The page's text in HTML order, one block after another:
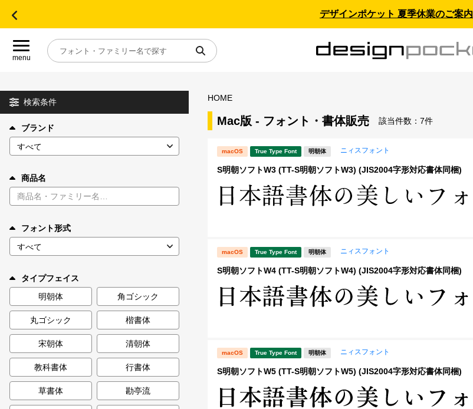
デザインポケット 夏季休業のご案内
menu
目的別フォントガイド
特集
年間ライセンス商品
キャンペーン一覧
カート 0
マイページ
お気に入り
検索条件
ブランド
商品名
フォント形式
タイプフェイス
明朝体
角ゴシック
丸ゴシック 楷書体
宋朝体 清朝体
教科書体 行書体
草書体 勘亭流
HOME
Mac版 - フォント・書体販売 該当件数： 7件
macOS True Type Font 明朝体 ニィスフォント
S明朝ソフトW3 (TT-S明朝ソフトW3) (JIS2004字形対応書体同梱)
macOS True Type Font 明朝体 ニィスフォント
S明朝ソフトW4 (TT-S明朝ソフトW4) (JIS2004字形対応書体同梱)
macOS True Type Font 明朝体 ニィスフォント
S明朝ソフトW5 (TT-S明朝ソフトW5) (JIS2004字形対応書体同梱)